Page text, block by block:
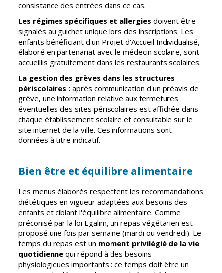
Établissements
de soins
Pharmacies de
garde
Musée
Not'île
Découvrir
Vierzon
Archives du
vendredi
Sports
Piscine Charles
Moreira
Associations
Annuaire des
associations
Démarches
des
associations
consistance des entrées dans ce cas.
Les régimes spécifiques et allergies doivent être
signalés au guichet unique lors des inscriptions. Les
enfants bénéficiant d'un Projet d'Accueil Individualisé,
élaboré en partenariat avec le médecin scolaire, sont
accueillis gratuitement dans les restaurants scolaires.
La gestion des grèves dans les structures
périscolaires : après communication d'un préavis de
grève, une information relative aux fermetures
éventuelles des sites périscolaires est affichée dans
chaque établissement scolaire et consultable sur le
site internet de la ville. Ces informations sont
données à titre indicatif.
Bien être et équilibre alimentaire
Les menus élaborés respectent les recommandations
diététiques en vigueur adaptées aux besoins des
enfants et ciblant l'équilibre alimentaire. Comme
préconisé par la loi Egalim, un repas végétarien est
proposé une fois par semaine (mardi ou vendredi). Le
temps du repas est un moment privilégié de la vie
quotidienne qui répond à des besoins
physiologiques importants : ce temps doit être un